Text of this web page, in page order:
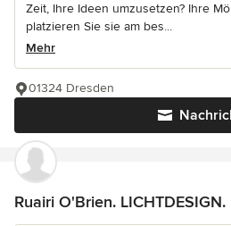
Zeit, Ihre Ideen umzusetzen? Ihre
platzieren Sie sie am bes...
Mehr
01324 Dresden
Ruairi O'Brien. LICHTDESIGN.